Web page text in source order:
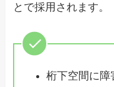
とで採用されます。
桁下空間に障